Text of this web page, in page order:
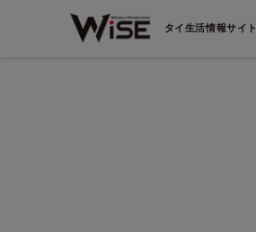
タイ生活情報サイト